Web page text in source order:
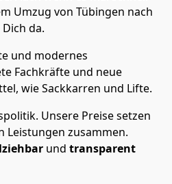
Umzug von Tübingen nach
da.
und modernes
Fachkräfte und neue
wie Sackkarren und Lifte.
Unsere Preise setzen
Leistungen zusammen.
und transparent